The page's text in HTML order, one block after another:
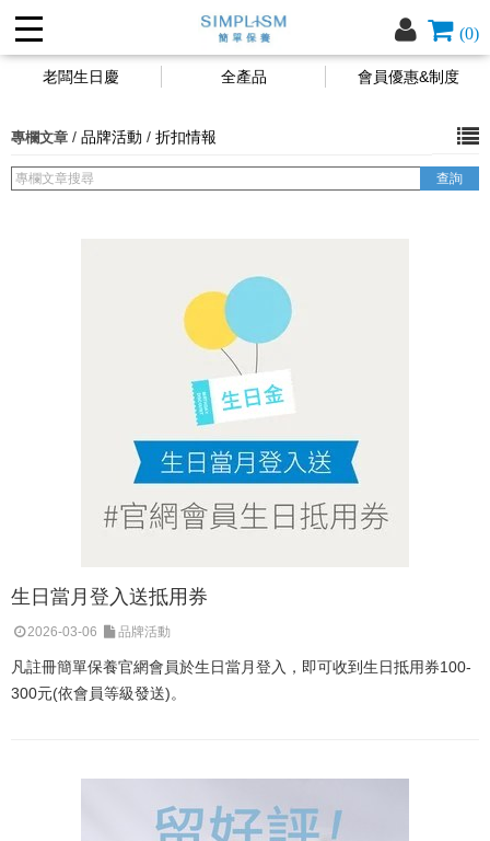
(0)
老闆生日慶 全產品 會員優惠&制度
專欄文章 / 品牌活動 / 折扣情報
生日當月登入送抵用券
2026-03-06 品牌活動
凡註冊簡單保養官網會員於生日當月登入，即可收到生日抵用券100-
300元(依會員等級發送)。